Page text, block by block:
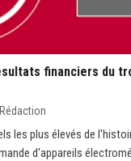
financiers du
Rédaction
les plus élevés de
d'appareils